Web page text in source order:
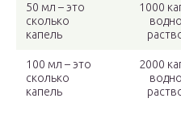
50 мл – это
сколько
капель
1000
100 мл – это
сколько
капель
2000